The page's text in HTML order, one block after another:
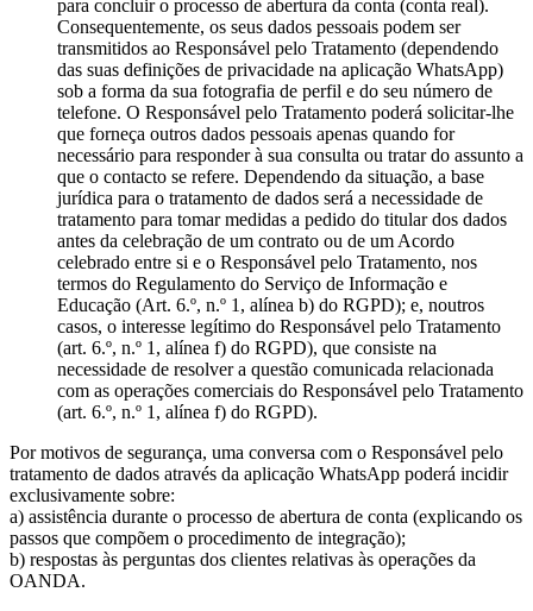
para concluir o processo de abertura da conta (conta real).
Consequentemente, os seus dados pessoais podem ser
transmitidos ao Responsável pelo Tratamento (dependendo
das suas definições de privacidade na aplicação WhatsApp)
sob a forma da sua fotografia de perfil e do seu número de
telefone. O Responsável pelo Tratamento poderá solicitar-lhe
que forneça outros dados pessoais apenas quando for
necessário para responder à sua consulta ou tratar do assunto a
que o contacto se refere. Dependendo da situação, a base
jurídica para o tratamento de dados será a necessidade de
tratamento para tomar medidas a pedido do titular dos dados
antes da celebração de um contrato ou de um Acordo
celebrado entre si e o Responsável pelo Tratamento, nos
termos do Regulamento do Serviço de Informação e
Educação (Art. 6.º, n.º 1, alínea b) do RGPD); e, noutros
casos, o interesse legítimo do Responsável pelo Tratamento
(art. 6.º, n.º 1, alínea f) do RGPD), que consiste na
necessidade de resolver a questão comunicada relacionada
com as operações comerciais do Responsável pelo Tratamento
(art. 6.º, n.º 1, alínea f) do RGPD).
Por motivos de segurança, uma conversa com o Responsável pelo
tratamento de dados através da aplicação WhatsApp poderá incidir
exclusivamente sobre:
a) assistência durante o processo de abertura de conta (explicando os
passos que compõem o procedimento de integração);
b) respostas às perguntas dos clientes relativas às operações da
OANDA.